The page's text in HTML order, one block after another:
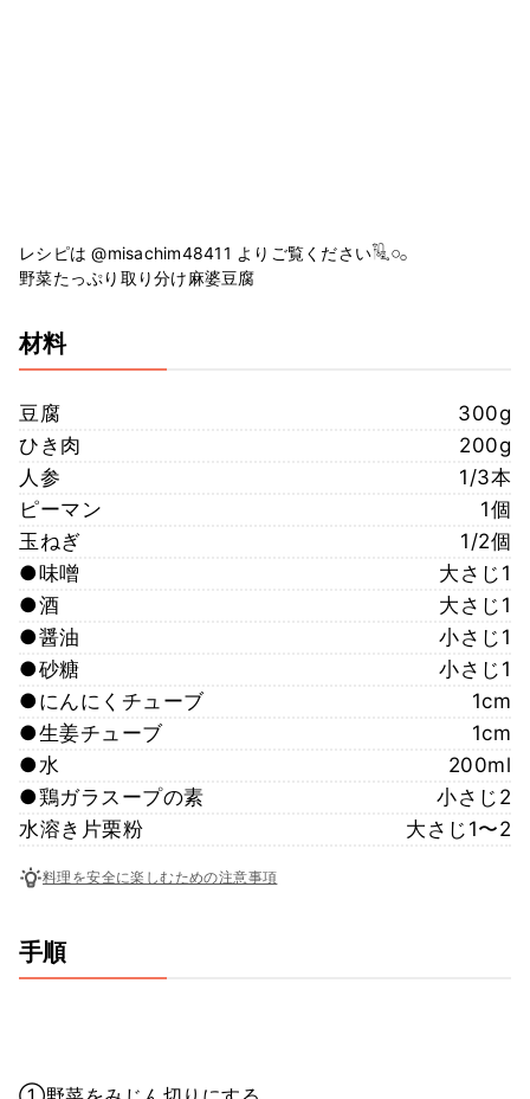
レシピは @misachim48411 よりご覧ください𓏟𓈒𓏸𓂂
野菜たっぷり取り分け麻婆豆腐
材料
豆腐
300g
ひき肉
200g
人参
1/3本
ピーマン
1個
玉ねぎ
1/2個
●味噌
大さじ1
●酒
大さじ1
●醤油
小さじ1
●砂糖
小さじ1
●にんにくチューブ
1cm
●生姜チューブ
1cm
●水
200ml
●鶏ガラスープの素
小さじ2
水溶き片栗粉
大さじ1〜2
料理を安全に楽しむための注意事項
手順